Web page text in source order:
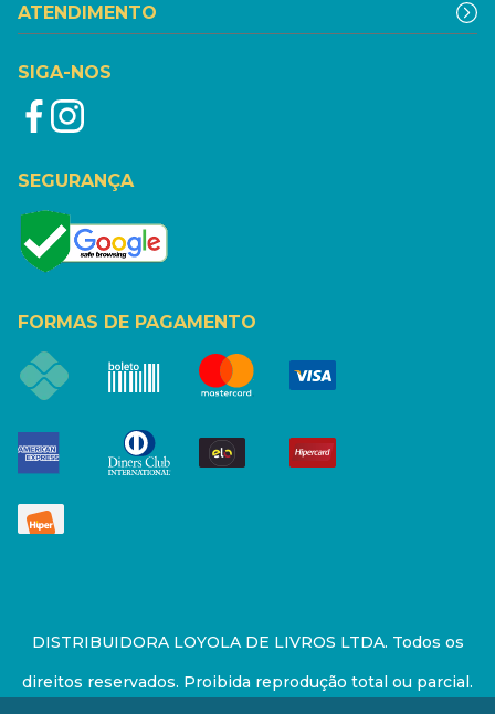
ATENDIMENTO
SIGA-NOS
SEGURANÇA
FORMAS DE PAGAMENTO
DISTRIBUIDORA LOYOLA DE LIVROS LTDA. Todos os
direitos reservados. Proibida reprodução total ou parcial.